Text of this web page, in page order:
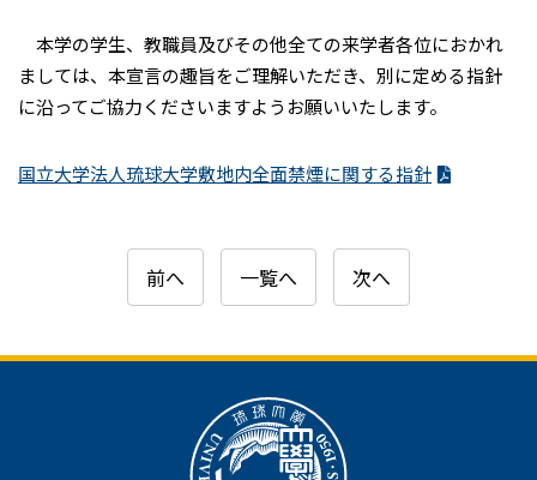
本学の学生、教職員及びその他全ての来学者各位におかれ
ましては、本宣言の趣旨をご理解いただき、別に定める指針
に沿ってご協力くださいますようお願いいたします。
国立大学法人琉球大学敷地内全面禁煙に関する指針
前へ 一覧へ 次へ